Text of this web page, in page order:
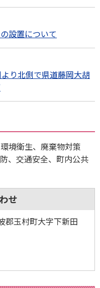
設置について
り北側で県道藤岡大胡
境衛生、廃棄物対策
、交通安全、町内公共
せ
玉村町大字下新田